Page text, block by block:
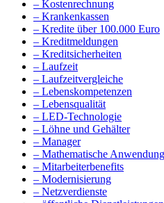
– Kostenrechnung
– Krankenkassen
– Kredite über 100.000 Euro
– Kreditmeldungen
– Kreditsicherheiten
– Laufzeit
– Laufzeitvergleiche
– Lebenskompetenzen
– Lebensqualität
– LED-Technologie
– Löhne und Gehälter
– Manager
– Mathematische
– Mitarbeiterbenefits
– Modernisierung
– Netzverdienste